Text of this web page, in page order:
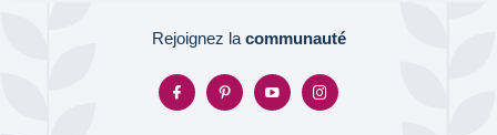
Rejoignez la communauté